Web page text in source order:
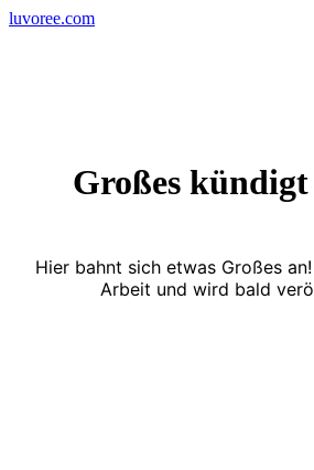
Skip
luvoree.com
Großes
Hier bahnt sich etwas Großes
Arbeit und wird bald